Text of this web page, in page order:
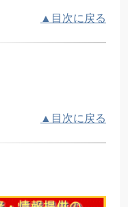
▲目次に戻る
▲目次に戻る